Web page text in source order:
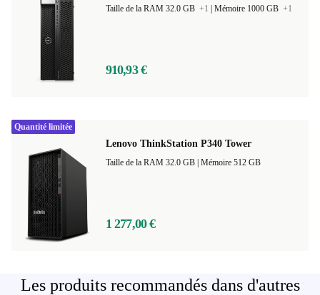
Taille de la RAM 32.0 GB +1 Mémoire 1000 GB +1
910,93 €
Lenovo ThinkStation P340 Tower
Mémoire 512 GB
1 277,00 €
Quantité limitée
Les produits recommandés dans d'autres